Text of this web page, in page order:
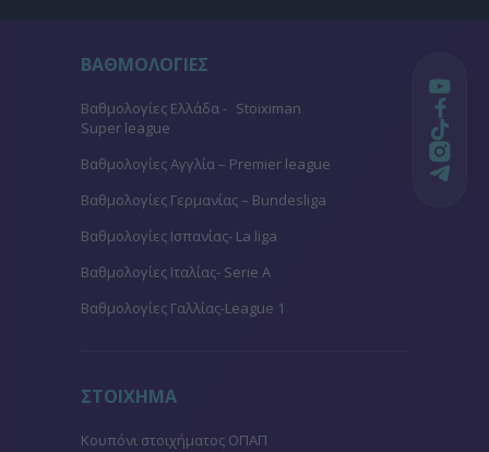
ΒΑΘΜΟΛΟΓΙΕΣ
Βαθμολογίες Ελλάδα - Stoiximan
Super league
Βαθμολογίες Aγγλία – Premier league
Βαθμολογίες Γερμανίας – Bundesliga
Βαθμολογίες Ισπανίας- La liga
Βαθμολογίες Ιταλίας- Serie A
Βαθμολογίες Γαλλίας-League 1
ΣΤΟΙΧΗΜΑ
Κουπόνι στοιχήματος ΟΠΑΠ